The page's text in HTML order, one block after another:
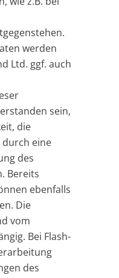
werden
Ltd. ggf. auch
sein,
die
durch eine
des
Bereits
ebenfalls
Die
vom
Bei Flash-
des